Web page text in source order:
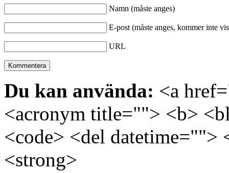
Namn (måste anges)
E-post (måste anges, kommer inte
URL
Du kan använda: <a
<acronym title=""> <b>
<code> <del
<strong>